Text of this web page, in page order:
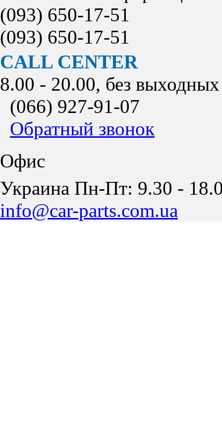
(093) 650-17-51
(093) 650-17-51
CALL CENTER
8.00 - 20.00, без выходных
(066) 927-91-07
Обратный звонок
Офис
Украина Пн-Пт: 9.30 -
info@car-parts.com.ua